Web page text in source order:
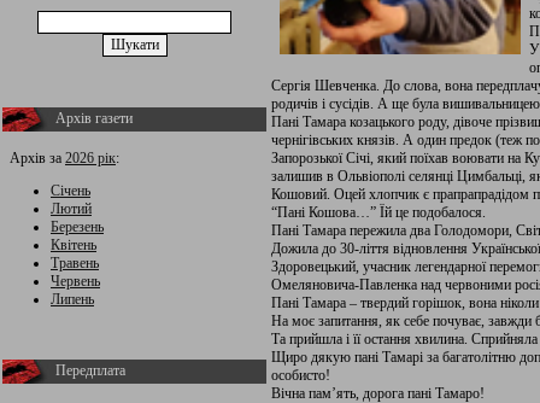
Архів газети
Архів за 2026 рік:
Січень
Лютий
Березень
Квітень
Травень
Червень
Липень
Передплата
У
Сергія Шевченка. До слова, вона
родичів і сусідів. А ще була
Пані Тамара козацького роду, дівоче
чернігівських князів. А один предок (теж
Запорозької Січі, який поїхав воювати на
залишив в Ольвіополі селянці Цимбальці,
Кошовий. Оцей хлопчик є прапрапрадідом
“Пані Кошова…” Їй це подобалося.
Пані Тамара пережила два Голодомори,
Дожила до 30-ліття відновлення
Здоровецький, учасник легендарної
Омеляновича-Павленка над червоними
Пані Тамара – твердий горішок, вона
На моє запитання, як себе почуває, завжди
Та прийшла і її остання хвилина.
Щиро дякую пані Тамарі за багатолітню
особисто!
Вічна пам’ять, дорога пані Тамаро!